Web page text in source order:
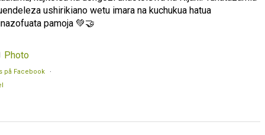
ushirikiano wetu imara na kuchukua hatua
pamoja 💚🤝
Photo
på Facebook
·